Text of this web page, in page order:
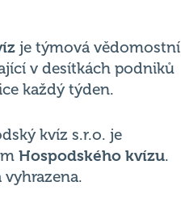
je týmová vědomostní
v desítkách podniků
každý týden.
kvíz s.r.o. je
Hospodského kvízu.
vyhrazena.